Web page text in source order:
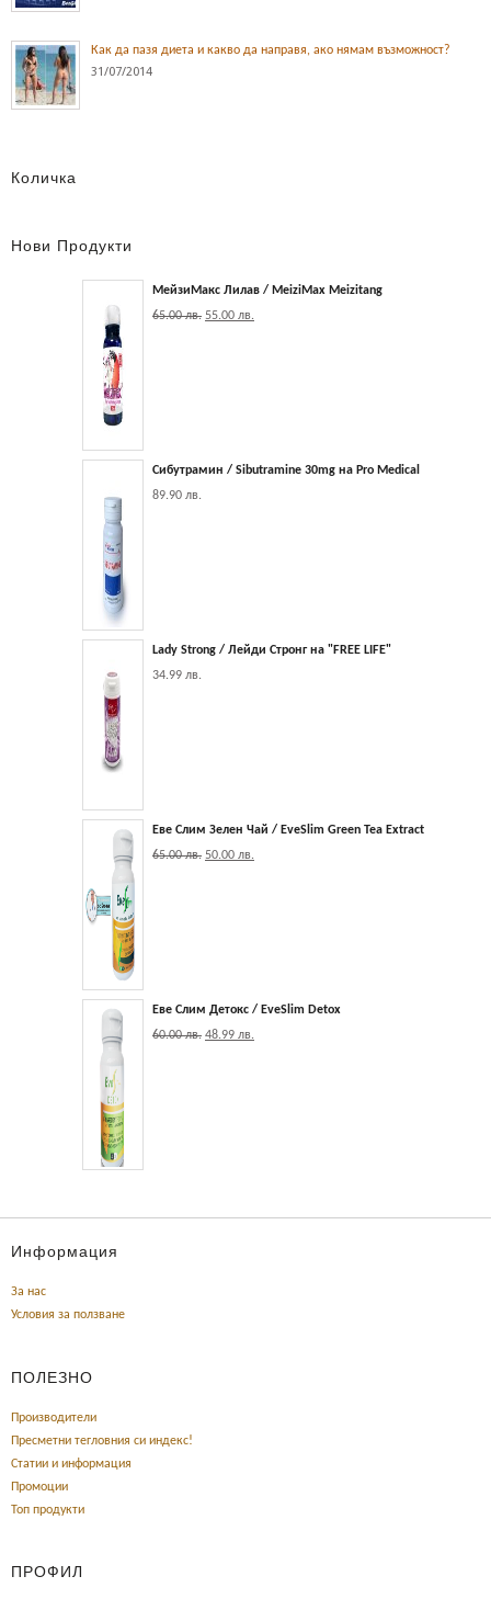
Как да пазя диета и какво да направя, ако нямам възможност?
31/07/2014
Количка
Нови Продукти
МейзиМакс Лилав / MeiziMax Meizitang
65.00лв. 55.00 лв.
Сибутрамин / Sibutramine 30mg на Pro Medical
89.90 лв.
Lady Strong / Лейди Стронг на "FREE LIFE"
34.99 лв.
Еве Слим Зелен Чай / EveSlim Green Tea Extract
65.00лв. 50.00 лв.
Еве Слим Детокс / EveSlim Detox
60.00лв. 48.99 лв.
Информация
За нас
Условия за ползване
ПОЛЕЗНО
Производители
Пресметни тегловния си индекс!
Статии и информация
Промоции
Топ продукти
ПРОФИЛ